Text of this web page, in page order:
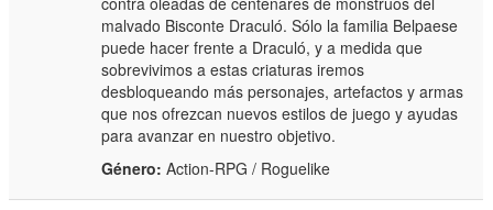
malvado Bisconte Draculó. Sólo la familia Belpaese
puede hacer frente a Draculó, y a medida que
sobrevivimos a estas criaturas iremos
desbloqueando más personajes, artefactos y armas
que nos ofrezcan nuevos estilos de juego y ayudas
para avanzar en nuestro objetivo.
Género: Action-RPG / Roguelike